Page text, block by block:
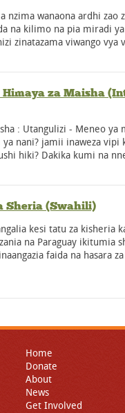
nzima wanaona ardhi zao
na kilimo na pia miradi
zinatazama viwango vya
za Maisha
: Utangulizi - Meneo ya
nani? jamii inaweza
hiki? Dakika kumi na
Sheria (Swahili)
kesi tatu za kisheria
na Paraguay ikitumia
faida na hasara
Home
Donate
About
News
Get Involved